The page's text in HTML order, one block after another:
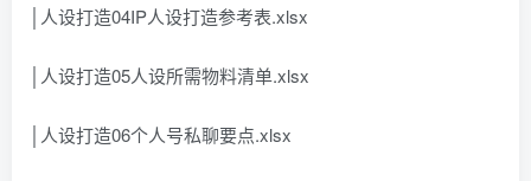
│人设打造04IP人设打造参考表.xlsx
│人设打造05人设所需物料清单.xlsx
│人设打造06个人号私聊要点.xlsx